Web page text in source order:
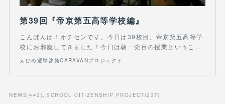
第39回『帝京第五高等学校編』
こんばんは！オチセンです。今日は39校目、帝京第五高等学
校にお邪魔してきました！今日は朝一発目の授業というこ…
えひめ選挙啓発CARAVANプロジェクト
NEWS (443 ) SCHOOL CITIZENSHIP PROJECT (237)